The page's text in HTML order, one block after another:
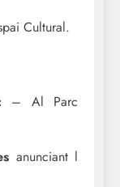
Cultural.
– Al Parc
anunciant l